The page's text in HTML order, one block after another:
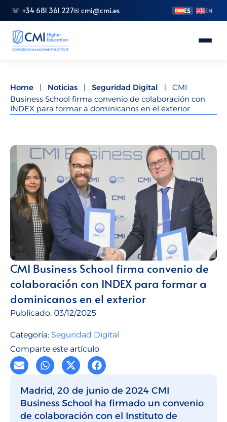
☏ +34 681 361 227✉ cmi@cmi.es ES EN
Másteres
Grados
Especializaciones
Doctorado
Talento para empresas
CMI Journal
Home | Noticias | Seguridad Digital |
CMI
Business School firma convenio de colaboración con
INDEX para formar a dominicanos en el exterior
CMI Business School firma convenio de
colaboración con INDEX para formar a
dominicanos en el exterior
Publicado: 03/12/2025
Categoría: Seguridad Digital
Comparte este artículo
Madrid, 20 de junio de 2024 CMI
Business School ha firmado un convenio
de colaboración con el Instituto de